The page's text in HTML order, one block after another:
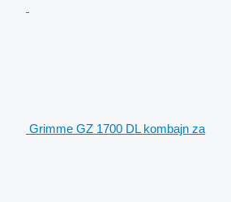
Grimme GZ 1700 DL kombajn za